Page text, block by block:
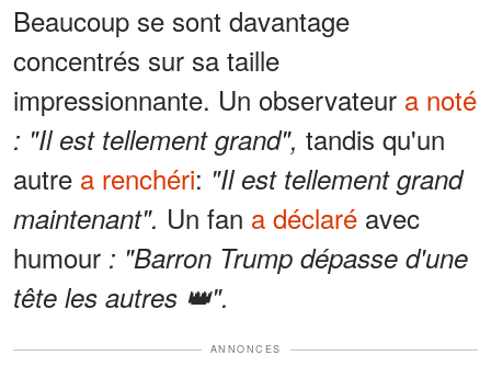
Beaucoup se sont davantage
concentrés sur sa taille
impressionnante. Un observateur a noté
: "Il est tellement grand", tandis qu'un
autre a renchéri: "Il est tellement grand
maintenant". Un fan a déclaré avec
humour : "Barron Trump dépasse d'une
tête les autres 👑".
ANNONCES